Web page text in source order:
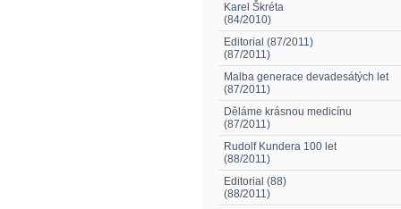
Karel Škréta
(84/2010)
Editorial (87/2011)
(87/2011)
Malba generace devadesátých let
(87/2011)
Děláme krásnou medicínu
(87/2011)
Rudolf Kundera 100 let
(88/2011)
Editorial (88)
(88/2011)